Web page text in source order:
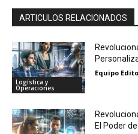
ARTICULOS RELACIONADOS
Logística y
Operaciones
Equipo
El Poder